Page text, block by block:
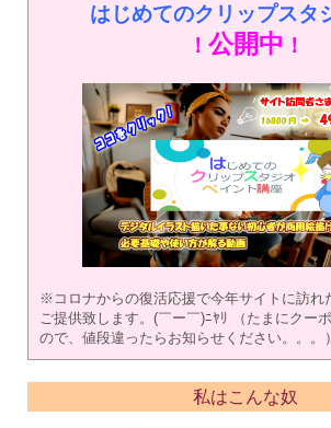
はじめてのクリップスタ
！ 公開中 ！
※コロナからの復活応援で今年サイトに訪れ
ご提供致します。(￣ー￣)ﾆﾔﾘ （たまにクー
ので、値段違ったらお知らせください。。
私はこんな奴